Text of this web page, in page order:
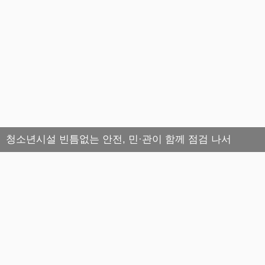
청소년시설 빈틈없는 안전, 민·관이 함께 점검 나서